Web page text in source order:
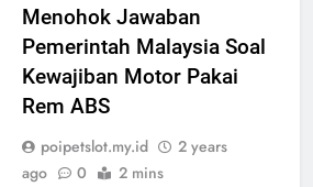
Menohok Jawaban
Pemerintah Malaysia Soal
Kewajiban Motor Pakai
Rem ABS
poipetslot.my.id
2 years
ago
0 2 mins